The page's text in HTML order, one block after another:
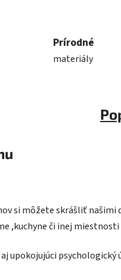
Prírodné
materiály
si môžete skrášliť
,kuchyne či inej
upokojujúci psychologický